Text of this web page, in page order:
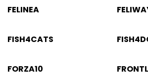
FELINEA
FISH4CATS
FORZA10